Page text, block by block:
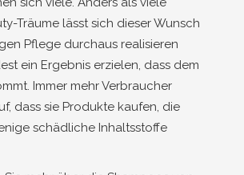
Träume lässt sich dieser Wunsch
Pflege durchaus realisieren
ein Ergebnis erzielen, dass dem
Immer mehr Verbraucher
dass sie Produkte kaufen, die
schädliche Inhaltsstoffe